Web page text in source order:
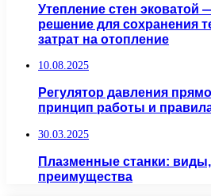
Утепление стен
решение для сохранения
затрат на отопление
10.08.2025
Регулятор давления
принцип работы и
30.03.2025
Плазменные станки:
преимущества